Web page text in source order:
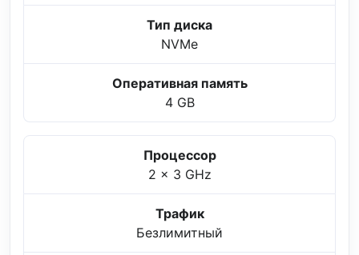
Тип диска
NVMe
Оперативная память
4 GB
Процессор
2 x 3 GHz
Трафик
Безлимитный